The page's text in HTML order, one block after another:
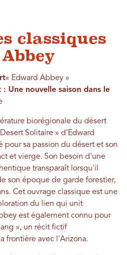
classiques
« Edward Abbey »
Une nouvelle saison dans le
biorégionale du désert
Solitaire » d'Edward
sa passion du désert et son
et vierge. Son besoin d'une
transparaît lorsqu'il
son époque de garde forestier,
Cet ouvrage classique est une
du lien qui unit
est également connu pour
», un récit fictif
frontière avec l'Arizona.